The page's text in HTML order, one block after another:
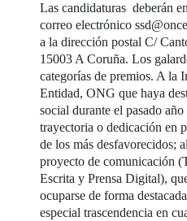
Las candidaturas deberán
correo electrónico
a la dirección postal C/
15003 A Coruña. Los
categorías de premios. A la
Entidad, ONG que haya
social durante el pasado
trayectoria o dedicación en
de los más desfavorecidos;
proyecto de comunicación
Escrita y Prensa Digital),
ocuparse de forma
especial trascendencia en